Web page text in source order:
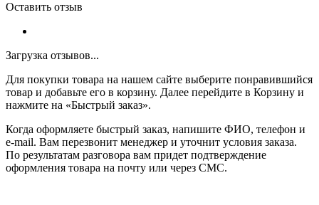
Оставить отзыв
Загрузка отзывов...
Для покупки товара на нашем сайте выберите понравившийся
товар и добавьте его в корзину. Далее перейдите в Корзину и
нажмите на «Быстрый заказ».
Когда оформляете быстрый заказ, напишите ФИО, телефон и
e-mail. Вам перезвонит менеджер и уточнит условия заказа.
По результатам разговора вам придет подтверждение
оформления товара на почту или через СМС.